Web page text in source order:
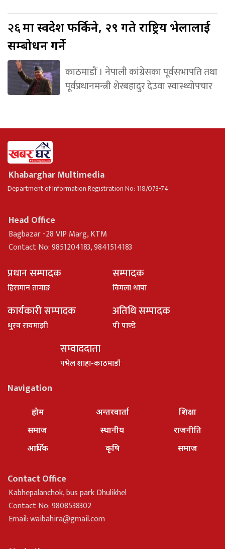
२६मा स्वदेश फर्किने, २९ गते राष्ट्रिय भेलालाई
सम्बोधन गर्ने
काठमाडौं । नेपाली कांग्रेसका पूर्वसभापति तथा
पूर्वप्रधानमन्त्री शेरबहादुर देउवा स्वास्थ्योपचार
Khabarghar Multimedia
Department of Information Registration No: 118/073-74
Head Office
Bagbazar -28 VIP Marg, KTM
Contact No: 9851204183, 9841514183
प्रधान सम्पादक
हिरामान तामाङ
सम्पादक
विमला थापा
कार्यकारी सम्पादक
धु्रव रायमाझी
अतिथि सम्पादक
पी पाण्डे
सम्वाददाता
पभेल शाहा-काठमाडौ
Navigation
होम
समाज
आर्थिक
अन्तरवार्ता
स्थानीय
कृषि
शिक्षा
राजनीति
समाज
Contact Office
Kabhepalanchok, bus park Dhulikhel
Contact No: 9808538302
Email:waibahira@gmail.com